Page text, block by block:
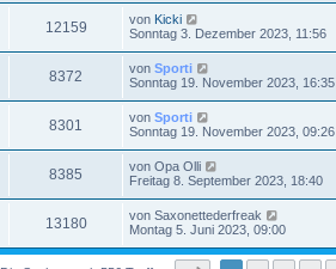
12159 von Kicki
Sonntag 3. Dezember 2023, 11:56
8372 von Sporti
Sonntag 19. November 2023, 16:35
8301 von Sporti
Sonntag 19. November 2023, 09:26
8385 von Opa Olli
Freitag 8. September 2023, 18:40
13180 von Saxonettederfreak
Montag 5. Juni 2023, 09:00